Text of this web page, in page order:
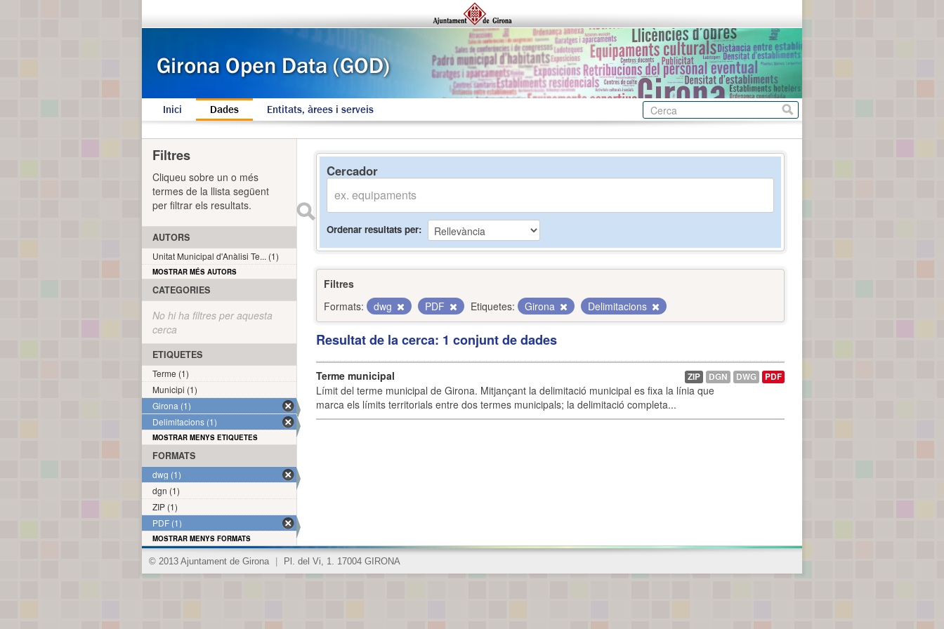
Inici Dades Entitats, àrees i serveis
Cercador
Ordenar resultats per
Filtres
Formats:
dwg PDF Etiquetes: Girona Delimitacions
Resultat de la cerca: 1 conjunt de dades
Terme municipal
Límit del terme municipal de Girona. Mitjançant la delimitació municipal es fixa la línia que
marca els límits territorials entre dos termes municipals; la delimitació completa...
ZIP DGN DWG PDF
Filtres
Cliqueu sobre un o més
termes de la llista següent
per filtrar els resultats.
AUTORS
Unitat Municipal d'Anàlisi Te... (1)
MOSTRAR MÉS AUTORS
CATEGORIES
No hi ha filtres per aquesta
cerca
ETIQUETES
Terme (1)
Municipi (1)
Girona (1)
Delimitacions (1)
MOSTRAR MENYS ETIQUETES
FORMATS
dwg (1)
dgn (1)
ZIP (1)
PDF (1)
MOSTRAR MENYS FORMATS
© 2013 Ajuntament de Girona Pl. del Vi, 1. 17004 GIRONA